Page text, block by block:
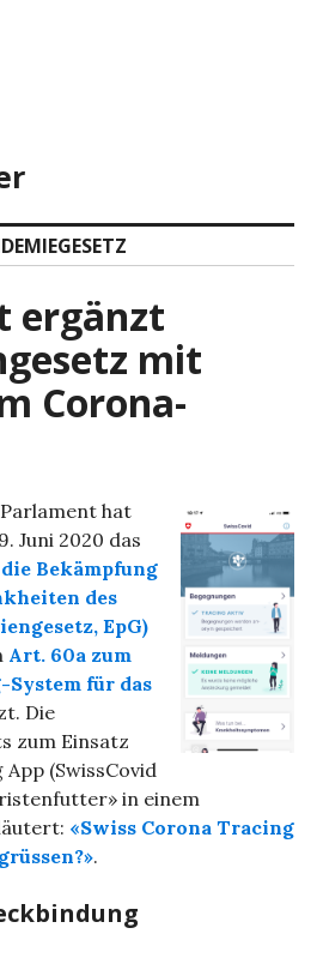
ergänzt
mit
Corona-
hat
Juni 2020 das
Bekämpfung
des
EpG)
Art. 60a zum
für das
Die
zum Einsatz
(SwissCovid
in einem
«Swiss Corona Tracing
.